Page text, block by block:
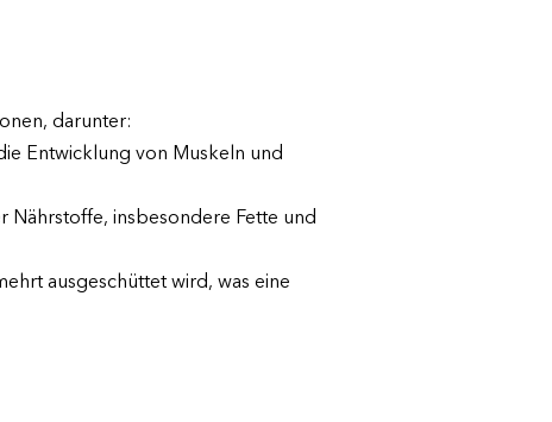
darunter:
Entwicklung von Muskeln und
Nährstoffe, insbesondere Fette und
ausgeschüttet wird, was eine